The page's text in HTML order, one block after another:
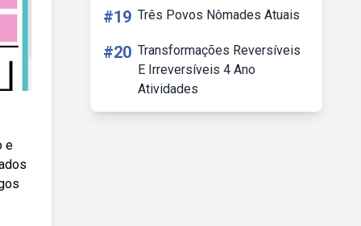
e
#19 Três Povos Nômades Atuais
#20 Transformações Reversíveis
E Irreversíveis 4 Ano
Atividades